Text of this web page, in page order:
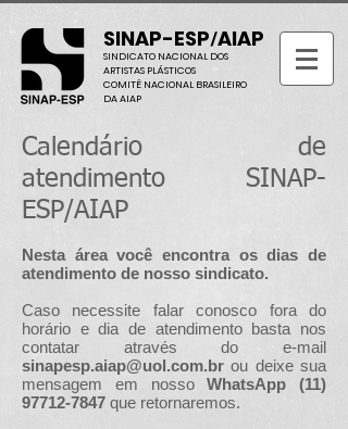
SINAP-ESP/AIAP
SINDICATO NACIONAL DOS
ARTISTAS PLÁSTICOS
COMITÊ NACIONAL BRASILEIRO
DA AIAP
Calendário de
atendimento SINAP-
ESP/AIAP
Nesta área você encontra os dias de
atendimento de nosso sindicato.
Caso necessite falar conosco fora do
horário e dia de atendimento basta nos
contatar através do e-mail
sinapesp.aiap@uol.com.br ou deixe sua
mensagem em nossoWhatsApp (11)
97712-7847 que retornaremos.